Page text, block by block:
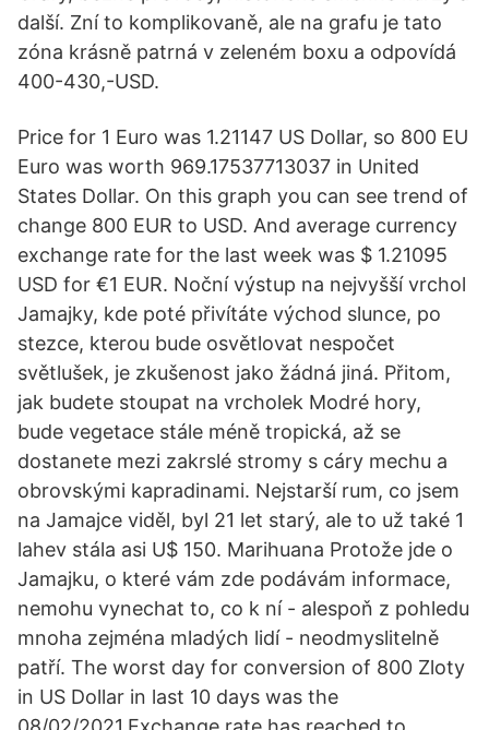
další. Zní to komplikovaně, ale na grafu je tato
zóna krásně patrná v zeleném boxu a odpovídá
400-430,-USD.
Price for 1 Euro was 1.21147 US Dollar, so 800 EU
Euro was worth 969.17537713037 in United
States Dollar. On this graph you can see trend of
change 800 EUR to USD. And average currency
exchange rate for the last week was $ 1.21095
USD for €1 EUR. Noční výstup na nejvyšší vrchol
Jamajky, kde poté přivítáte východ slunce, po
stezce, kterou bude osvětlovat nespočet
světlušek, je zkušenost jako žádná jiná. Přitom,
jak budete stoupat na vrcholek Modré hory,
bude vegetace stále méně tropická, až se
dostanete mezi zakrslé stromy s cáry mechu a
obrovskými kapradinami. Nejstarší rum, co jsem
na Jamajce viděl, byl 21 let starý, ale to už také 1
lahev stála asi U$ 150. Marihuana Protože jde o
Jamajku, o které vám zde podávám informace,
nemohu vynechat to, co k ní - alespoň z pohledu
mnoha zejména mladých lidí - neodmyslitelně
patří. The worst day for conversion of 800 Zloty
in US Dollar in last 10 days was the